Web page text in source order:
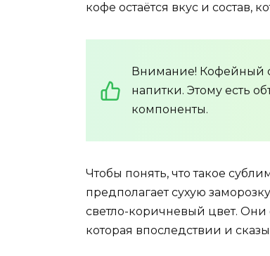
кофе остаётся вкус и состав,
Внимание! Кофейный
напитки. Этому есть
компоненты.
Чтобы понять, что такое
предполагает сухую
светло-коричневый цвет. Они
которая впоследствии и